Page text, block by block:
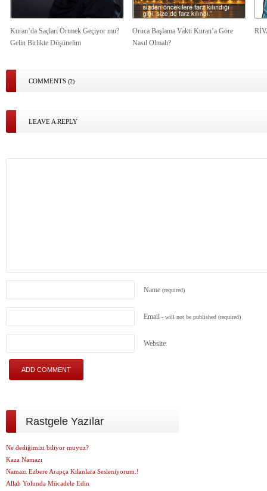
Kuran’da Saçları Örtmek Geçiyor mu?
Gelin Birlikte Düşünelim
Oruca Başlama Vakti Kuran’a Göre
Nasıl Olmalı?
COMMENTS (2)
LEAVE A REPLY
Name (required)
Email - will not be published (required)
Website
Rastgele Yazılar
Ne dediğimizi biliyor muyuz?
Kaza Namazı
Namazı Ezbere Arapça Kılanlara Sesleniyorum.!
Allah Yolunda Mücadele Edin